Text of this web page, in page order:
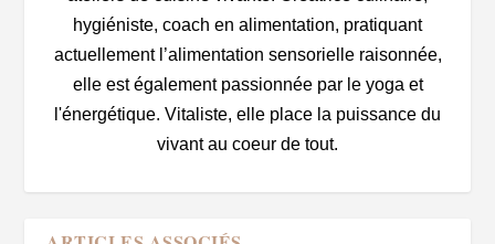
hygiéniste, coach en alimentation, pratiquant
actuellement l’alimentation sensorielle raisonnée,
elle est également passionnée par le yoga et
l'énergétique. Vitaliste, elle place la puissance du
vivant au coeur de tout.